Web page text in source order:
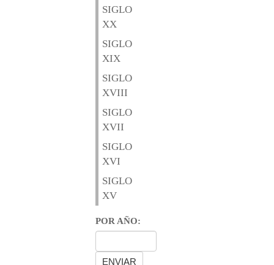
SIGLO
XX
SIGLO
XIX
SIGLO
XVIII
SIGLO
XVII
SIGLO
XVI
SIGLO
XV
POR AÑO: